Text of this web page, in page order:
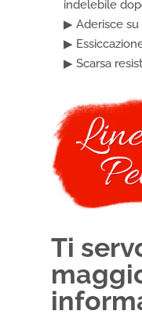
indelebile
▶ Aderisce su
▶
▶ Scarsa
Ti